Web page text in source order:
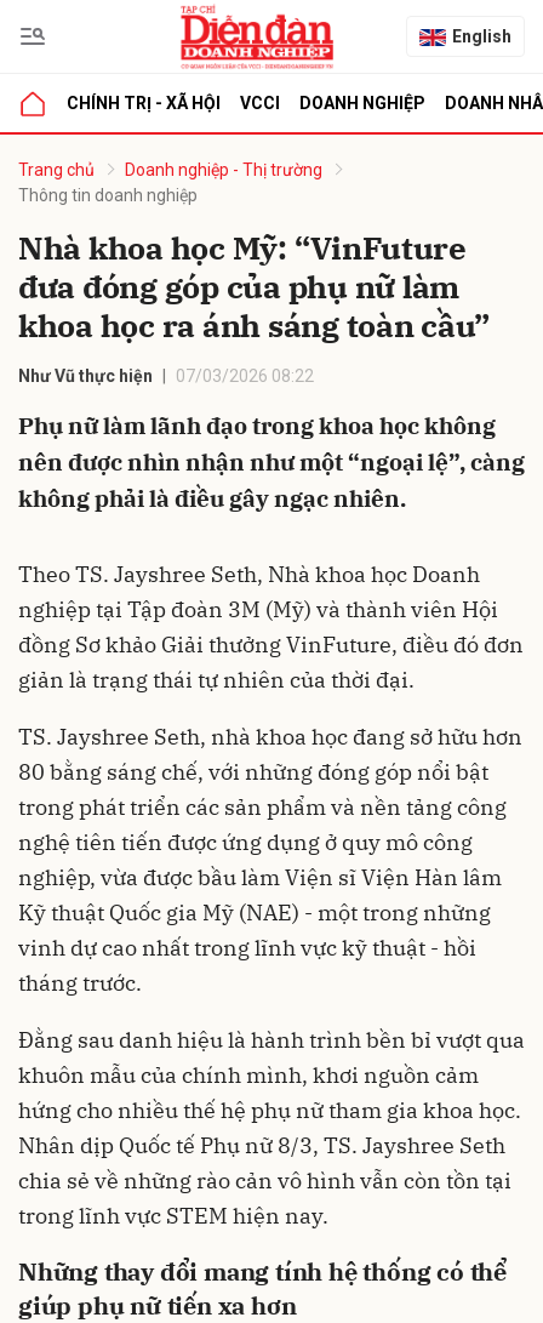
English
CHÍNH TRỊ - XÃ HỘI VCCI DOANH NGHIỆP DOANH
Trang chủ
Doanh nghiệp - Thị trường
Thông tin doanh nghiệp
Nhà khoa học Mỹ: “VinFuture
đưa đóng góp của phụ nữ làm
khoa học ra ánh sáng toàn cầu”
Như Vũ thực hiện 07/03/2026 08:22
Phụ nữ làm lãnh đạo trong khoa học không
nên được nhìn nhận như một “ngoại lệ”, càng
không phải là điều gây ngạc nhiên.
Theo TS. Jayshree Seth, Nhà khoa học Doanh
nghiệp tại Tập đoàn 3M (Mỹ) và thành viên Hội
đồng Sơ khảo Giải thưởng VinFuture, điều đó đơn
giản là trạng thái tự nhiên của thời đại.
TS. Jayshree Seth, nhà khoa học đang sở hữu hơn
80 bằng sáng chế, với những đóng góp nổi bật
trong phát triển các sản phẩm và nền tảng công
nghệ tiên tiến được ứng dụng ở quy mô công
nghiệp, vừa được bầu làm Viện sĩ Viện Hàn lâm
Kỹ thuật Quốc gia Mỹ (NAE) - một trong những
vinh dự cao nhất trong lĩnh vực kỹ thuật - hồi
tháng trước.
Đằng sau danh hiệu là hành trình bền bỉ vượt qua
khuôn mẫu của chính mình, khơi nguồn cảm
hứng cho nhiều thế hệ phụ nữ tham gia khoa học.
Nhân dịp Quốc tế Phụ nữ 8/3, TS. Jayshree Seth
chia sẻ về những rào cản vô hình vẫn còn tồn tại
trong lĩnh vực STEM hiện nay.
Những thay đổi mang tính hệ thống có thể
giúp phụ nữ tiến xa hơn
luận